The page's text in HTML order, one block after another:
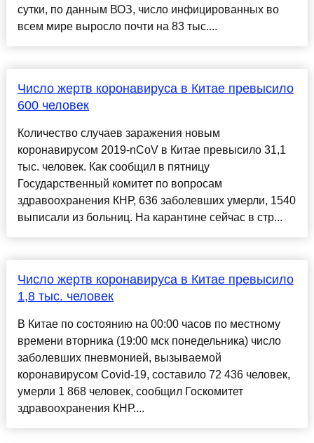
сутки, по данным ВОЗ, число инфицированных во
всем мире выросло почти на 83 тыс....
Число жертв коронавируса в Китае превысило
600 человек
Количество случаев заражения новым
коронавирусом 2019-nCoV в Китае превысило 31,1
тыс. человек. Как сообщил в пятницу
Государственный комитет по вопросам
здравоохранения КНР, 636 заболевших умерли, 1540
выписали из больниц. На карантине сейчас в стр...
Число жертв коронавируса в Китае превысило
1,8 тыс. человек
В Китае по состоянию на 00:00 часов по местному
времени вторника (19:00 мск понедельника) число
заболевших пневмонией, вызываемой
коронавирусом Covid-19, составило 72 436 человек,
умерли 1 868 человек, сообщил Госкомитет
здравоохранения КНР....